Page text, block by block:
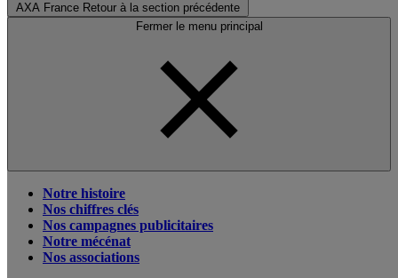
AXA France Retour à la section précédente
Fermer le menu principal
Notre histoire
Nos chiffres clés
Nos campagnes publicitaires
Notre mécénat
Nos associations